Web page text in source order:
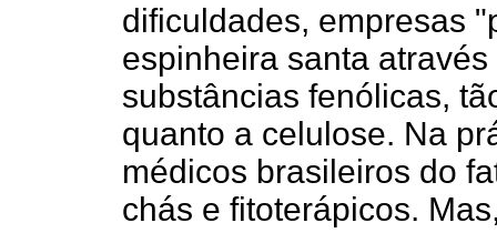
dificuldades, empresas
espinheira santa
substâncias fenólicas,
quanto a celulose. Na
médicos brasileiros do
chás e fitoterápicos.